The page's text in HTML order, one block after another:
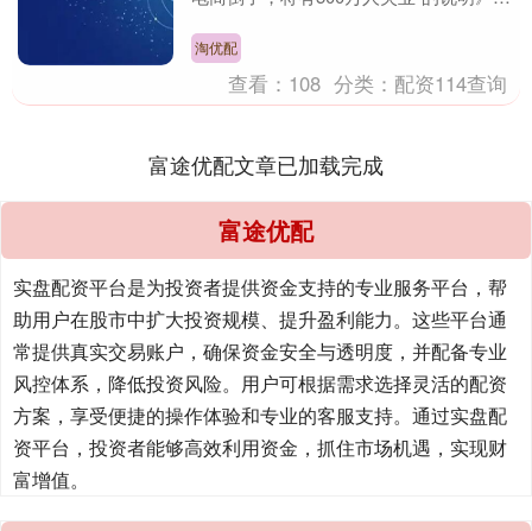
东来：如果....
淘优配
查看： 108 分类： 配资114查询
富途优配文章已加载完成
富途优配
实盘配资平台是为投资者提供资金支持的专业服务平台，帮
助用户在股市中扩大投资规模、提升盈利能力。这些平台通
常提供真实交易账户，确保资金安全与透明度，并配备专业
风控体系，降低投资风险。用户可根据需求选择灵活的配资
方案，享受便捷的操作体验和专业的客服支持。通过实盘配
资平台，投资者能够高效利用资金，抓住市场机遇，实现财
富增值。